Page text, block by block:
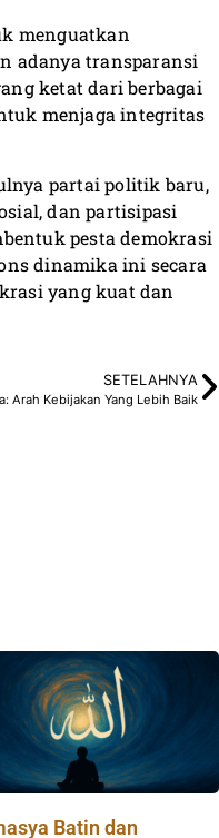
menguatkan
adanya transparansi
ketat dari berbagai
menjaga integritas
partai politik baru,
dan partisipasi
pesta demokrasi
dinamika ini secara
yang kuat dan
SETELAHNYA
Arah Kebijakan Yang Lebih Baik
Batin dan